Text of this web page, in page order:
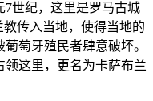
世纪，这里是罗马古城
传入当地，使得当地的
萄牙殖民者肆意破坏。
领这里，更名为卡萨布兰